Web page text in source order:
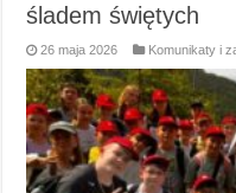
śladem świętych
26 maja 2026 Komunikaty i